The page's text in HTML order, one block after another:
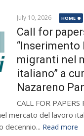
July 10, 2026 HOME
Call for
migranti nel
italiano” a
Nazareno
CALL FOR
mercato del lavoro
decennio... Read more